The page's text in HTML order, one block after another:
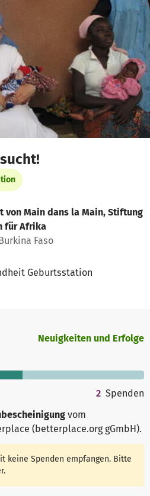
anzeigen
von Main dans la Main, Stiftung
für Afrika
Faso
Geburtsstation
Neuigkeiten und Erfolge
2 Spenden
vom
(betterplace.org gGmbH).
keine Spenden empfangen. Bitte